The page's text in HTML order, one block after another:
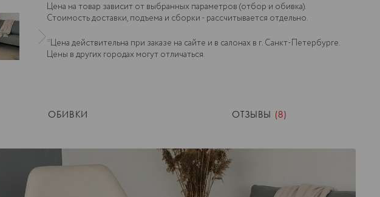
Цена на товар зависит от выбранных параметров (отбор и обивка).
Стоимость доставки, подъема и сборки - рассчитывается отдельно.
*Цена действительна при заказе на сайте и в салонах в г. Санкт-Петербурге.
Цены в других городах могут отличаться.
ОБИВКИ ОТЗЫВЫ (8)